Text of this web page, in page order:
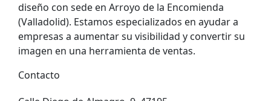
diseño con sede en Arroyo de la Encomienda
(Valladolid). Estamos especializados en ayudar a
empresas a aumentar su visibilidad y convertir su
imagen en una herramienta de ventas.
Contacto